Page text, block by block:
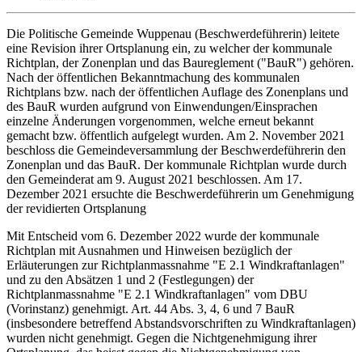
Die Politische Gemeinde Wuppenau (Beschwerdeführerin) leitete
eine Revision ihrer Ortsplanung ein, zu welcher der kommunale
Richtplan, der Zonenplan und das Baureglement ("BauR") gehören.
Nach der öffentlichen Bekanntmachung des kommunalen
Richtplans bzw. nach der öffentlichen Auflage des Zonenplans und
des BauR wurden aufgrund von Einwendungen/Einsprachen
einzelne Änderungen vorgenommen, welche erneut bekannt
gemacht bzw. öffentlich aufgelegt wurden. Am 2. November 2021
beschloss die Gemeindeversammlung der Beschwerdeführerin den
Zonenplan und das BauR. Der kommunale Richtplan wurde durch
den Gemeinderat am 9. August 2021 beschlossen. Am 17.
Dezember 2021 ersuchte die Beschwerdeführerin um Genehmigung
der revidierten Ortsplanung
Mit Entscheid vom 6. Dezember 2022 wurde der kommunale
Richtplan mit Ausnahmen und Hinweisen bezüglich der
Erläuterungen zur Richtplanmassnahme "E 2.1 Windkraftanlagen"
und zu den Absätzen 1 und 2 (Festlegungen) der
Richtplanmassnahme "E 2.1 Windkraftanlagen" vom DBU
(Vorinstanz) genehmigt. Art. 44 Abs. 3, 4, 6 und 7 BauR
(insbesondere betreffend Abstandsvorschriften zu Windkraftanlagen)
wurden nicht genehmigt. Gegen die Nichtgenehmigung ihrer